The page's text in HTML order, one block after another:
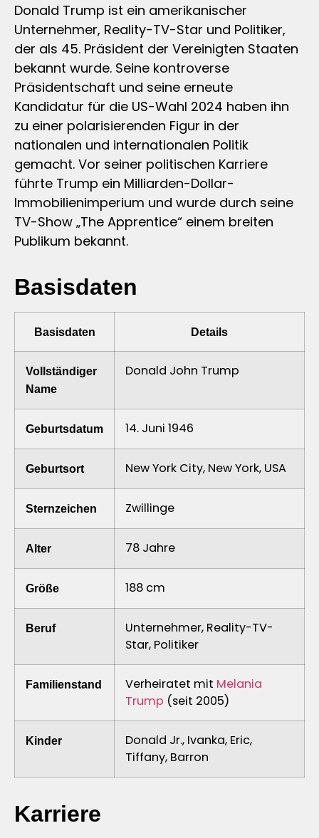
Donald Trump ist ein amerikanischer
Unternehmer, Reality-TV-Star und Politiker,
der als 45. Präsident der Vereinigten Staaten
bekannt wurde. Seine kontroverse
Präsidentschaft und seine erneute
Kandidatur für die US-Wahl 2024 haben ihn
zu einer polarisierenden Figur in der
nationalen und internationalen Politik
gemacht. Vor seiner politischen Karriere
führte Trump ein Milliarden-Dollar-
Immobilienimperium und wurde durch seine
TV-Show „The Apprentice“ einem breiten
Publikum bekannt.
Basisdaten
Basisdaten Details
Vollständiger
Name
Donald John Trump
Geburtsdatum 14. Juni 1946
Geburtsort New York City, New York, USA
Sternzeichen Zwillinge
Alter 78 Jahre
Größe 188 cm
Beruf
Unternehmer, Reality-TV-
Star, Politiker
Familienstand Verheiratet mit Melania
Trump (seit 2005)
Kinder
Donald Jr., Ivanka, Eric,
Tiffany, Barron
Karriere